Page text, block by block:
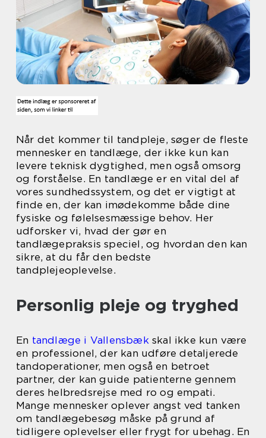
Når det kommer til tandpleje, søger de fleste
mennesker en tandlæge, der ikke kun kan
levere teknisk dygtighed, men også omsorg
og forståelse. En tandlæge er en vital del af
vores sundhedssystem, og det er vigtigt at
finde en, der kan imødekomme både dine
fysiske og følelsesmæssige behov. Her
udforsker vi, hvad der gør en
tandlægepraksis speciel, og hvordan den kan
sikre, at du får den bedste
tandplejeoplevelse.
Personlig pleje og tryghed
En tandlæge i Vallensbækskal ikke kun være
en professionel, der kan udføre detaljerede
tandoperationer, men også en betroet
partner, der kan guide patienterne gennem
deres helbredsrejse med ro og empati.
Mange mennesker oplever angst ved tanken
om tandlægebesøg måske på grund af
tidligere oplevelser eller frygt for ubehag. En